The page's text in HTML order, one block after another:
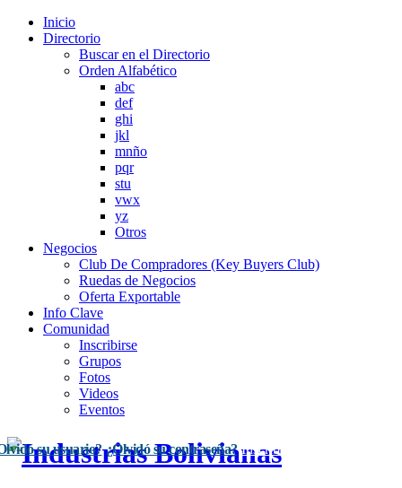
Inicio
Directorio
Buscar en el Directorio
Orden Alfabético
abc
def
ghi
jkl
mnño
pqr
stu
vwx
yz
Otros
Negocios
Club De Compradores (Key Buyers Club)
Ruedas de Negocios
Oferta Exportable
Info Clave
Comunidad
Inscribirse
Grupos
Fotos
Videos
Eventos
su usuario? ¿Olvidó su contraseña? Inscríbase Aquí